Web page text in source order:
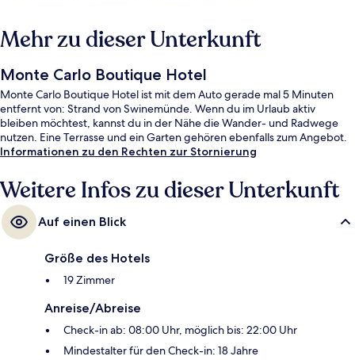
Mehr zu dieser Unterkunft
Monte Carlo Boutique Hotel
Monte Carlo Boutique Hotel ist mit dem Auto gerade mal 5 Minuten
entfernt von: Strand von Swinemünde. Wenn du im Urlaub aktiv
bleiben möchtest, kannst du in der Nähe die Wander- und Radwege
nutzen. Eine Terrasse und ein Garten gehören ebenfalls zum Angebot.
Informationen zu den Rechten zur Stornierung
Weitere Infos zu dieser Unterkunft
Auf einen Blick
Größe des Hotels
19 Zimmer
Anreise/Abreise
Check-in ab: 08:00 Uhr, möglich bis: 22:00 Uhr
Mindestalter für den Check-in: 18 Jahre